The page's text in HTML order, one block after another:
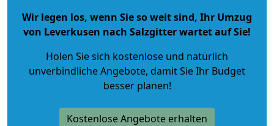
Wir legen los, wenn Sie so weit sind, Ihr Umzug
von Leverkusen nach Salzgitter wartet auf Sie!
Holen Sie sich kostenlose und natürlich
unverbindliche Angebote, damit Sie Ihr Budget
besser planen!
Kostenlose Angebote erhalten